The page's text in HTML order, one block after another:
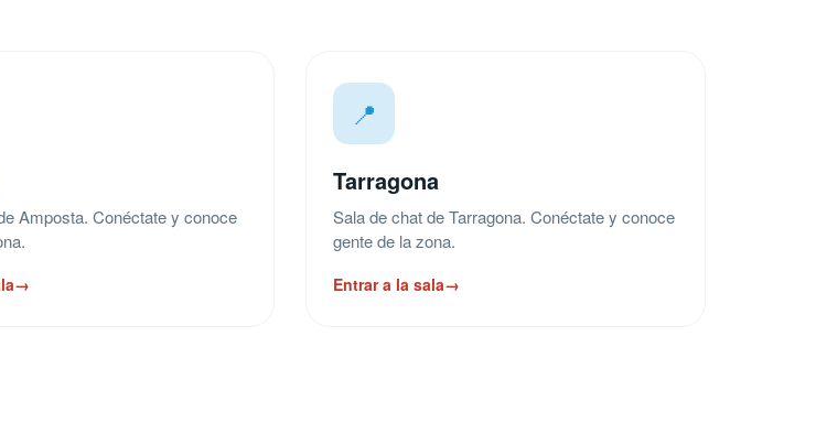
Amposta. Conéctate y conoce
→
📍
Tarragona
Sala de chat de Tarragona. Conéctate y conoce
gente de la zona.
Entrar a la sala→